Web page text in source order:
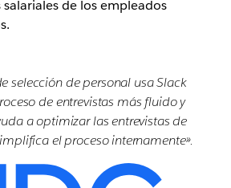
de los empleados
selección de personal usa Slack
de entrevistas más fluido y
a optimizar las entrevistas de
el proceso internamente».